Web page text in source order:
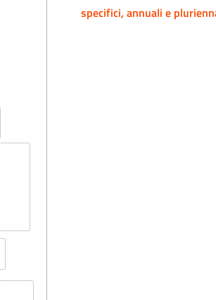
specifici, annuali e